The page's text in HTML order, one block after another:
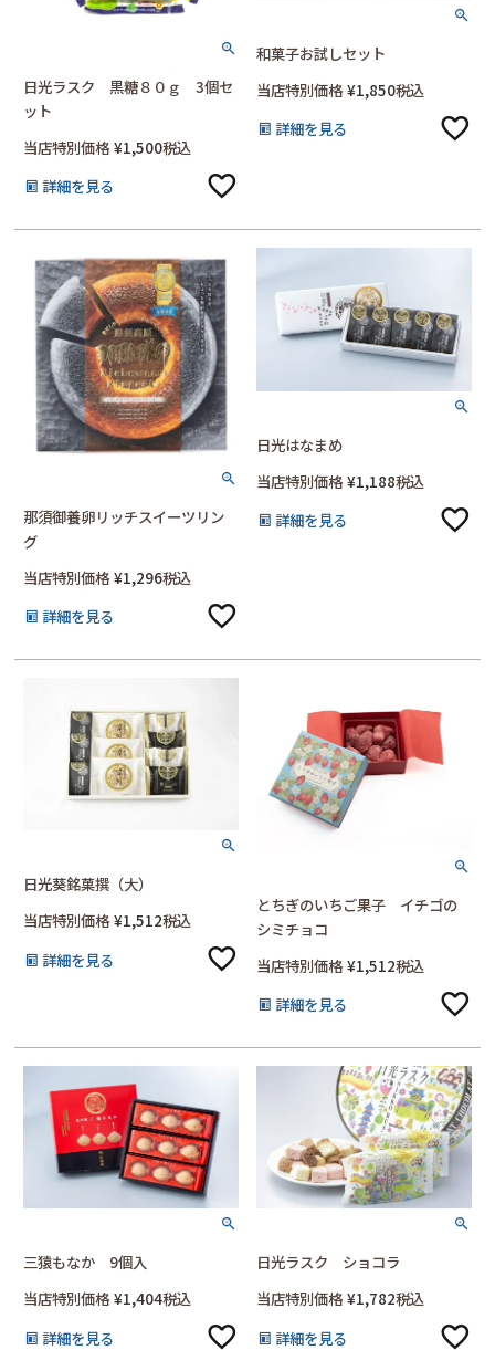
日光ラスク 黒糖８０ｇ 3個セ
ット
当店特別価格 ¥1,500税込
詳細を見る
和菓子お試しセット
当店特別価格 ¥1,850税込
詳細を見る
那須御養卵リッチスイーツリン
グ
当店特別価格 ¥1,296税込
詳細を見る
日光はなまめ
当店特別価格 ¥1,188税込
詳細を見る
日光葵銘菓撰（大）
当店特別価格 ¥1,512税込
詳細を見る
とちぎのいちご果子 イチゴの
シミチョコ
当店特別価格 ¥1,512税込
詳細を見る
三猿もなか 9個入
当店特別価格 ¥1,404税込
詳細を見る
日光ラスク ショコラ
当店特別価格 ¥1,782税込
詳細を見る